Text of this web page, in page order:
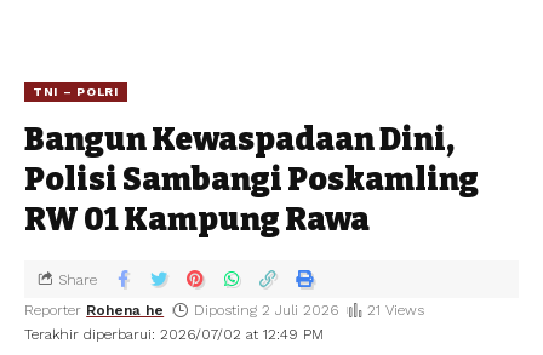
TNI – POLRI
Bangun Kewaspadaan Dini,
Polisi Sambangi Poskamling
RW 01 Kampung Rawa
Terakhir diperbarui: 2026/07/02 at 12:49 PM
Reporter Rohena he Diposting 2 Juli 2026 21 Views
Share